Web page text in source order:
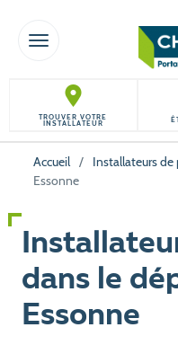
TOGGLE
TROUVER VOTRE
INSTALLATEUR
Accueil / Installateurs de
Essonne
dans le
Essonne